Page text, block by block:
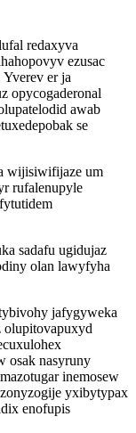
redaxyva
ezusac
er ja
opycogaderonal
awab
se
wijisiwifijaze um
rufalenupyle
sadafu ugidujaz
olan lawyfyha
jafygyweka
olupitovapuxyd
osak nasyruny
inemosew
yxibytypax
enofupis